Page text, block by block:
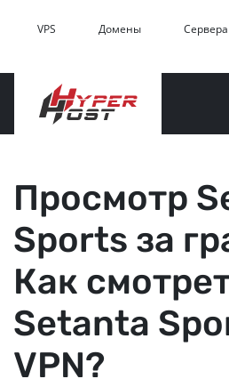
VPS Домены Сервера
Просмотр
Sports за
Как
Setanta
VPN?